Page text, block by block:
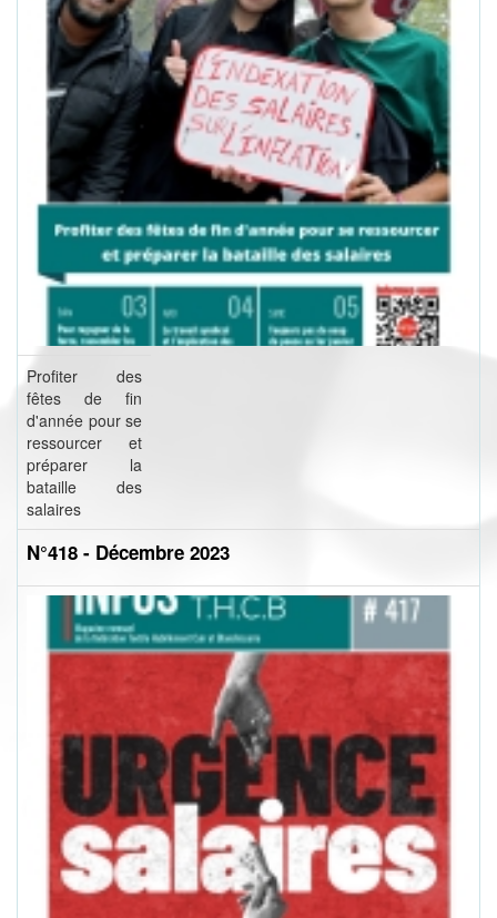
Profiter des
fêtes de fin
d'année pour se
ressourcer et
préparer la
bataille des
salaires
N°418 - Décembre 2023